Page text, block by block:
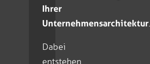
Ihrer
Unternehmensarchitektur.
Dabei
entstehen